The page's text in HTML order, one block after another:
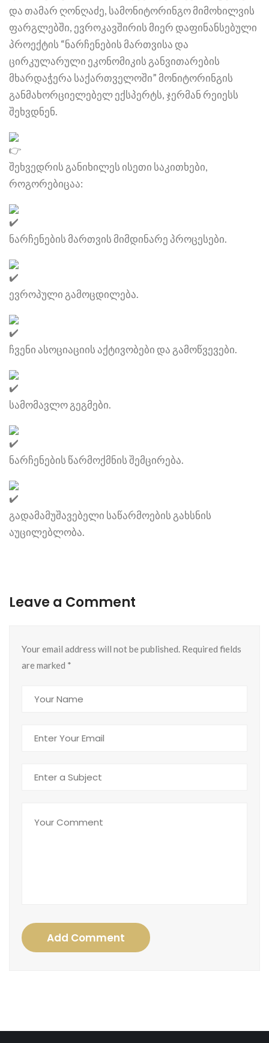
და თამარ ღონღაძე, სამონიტორინგო მიმოხილვის
ფარგლებში, ევროკავშირის მიერ დაფინანსებული
პროექტის “ნარჩენების მართვისა და
ცირკულარული ეკონომიკის განვითარების
მხარდაჭერა საქართველოში” მონიტორინგის
განმახორციელებელ ექსპერტს, ჯერმან რეიესს
შეხვდნენ.
შეხვედრის განიხილეს ისეთი საკითხები,
როგორებიცაა:
ნარჩენების მართვის მიმდინარე პროცესები.
ევროპული გამოცდილება.
ჩვენი ასოციაციის აქტივობები და გამოწვევები.
სამომავლო გეგმები.
ნარჩენების წარმოქმნის შემცირება.
გადამამუშავებელი საწარმოების გახსნის
აუცილებლობა.
Leave a Comment
Your email address will not be published. Required fields
are marked *
Add Comment